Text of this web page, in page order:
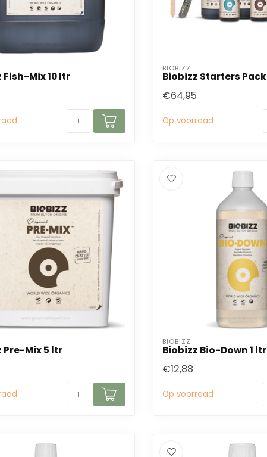
Fish-Mix 10 ltr
BIOBIZZ
Biobizz Starters Pack
€64,95
Op voorraad
Pre-Mix 5 ltr
BIOBIZZ
Biobizz Bio-Down 1 ltr
€12,88
Op voorraad